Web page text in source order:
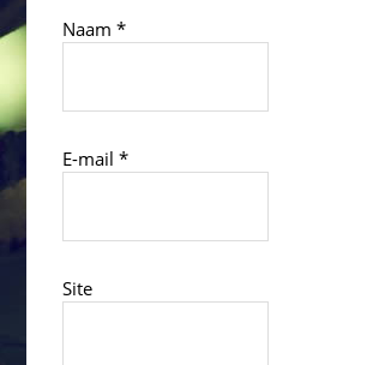
Naam*
E-mail*
Site